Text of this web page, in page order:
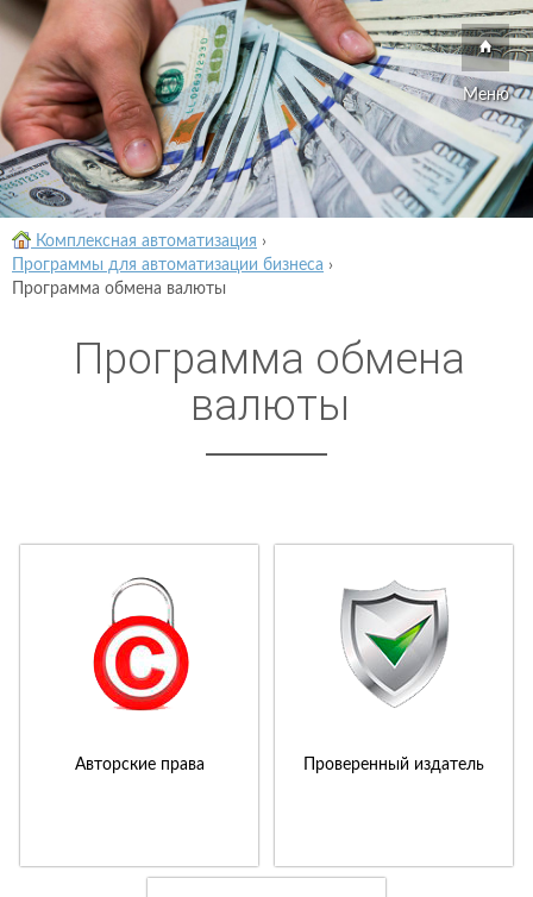
Меню
Комплексная автоматизация ›
Программы для автоматизации бизнеса ›
Программа обмена валюты
Программа обмена
валюты
Авторские права Проверенный издатель